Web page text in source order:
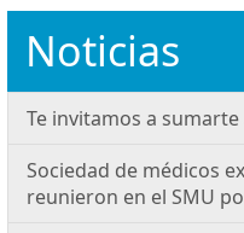
Noticias
Te invitamos a sumarte
Sociedad de médicos
reunieron en el SMU